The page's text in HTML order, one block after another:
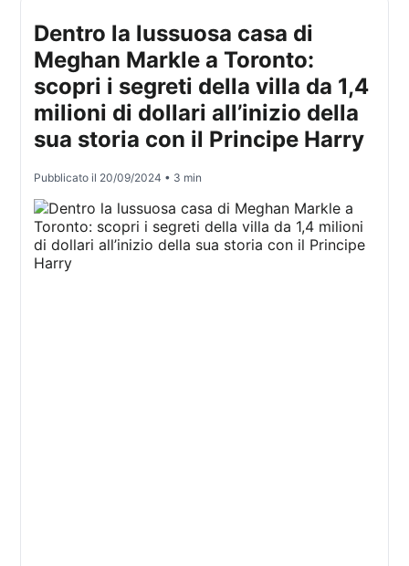
Dentro la lussuosa casa di
Meghan Markle a Toronto:
scopri i segreti della villa da 1,4
milioni di dollari all’inizio della
sua storia con il Principe Harry
Pubblicato il 20/09/2024 • 3 min